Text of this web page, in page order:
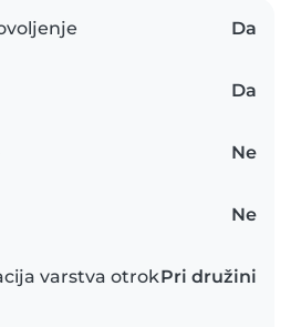
Da
Da
Ne
Ne
varstva otrokPri družini